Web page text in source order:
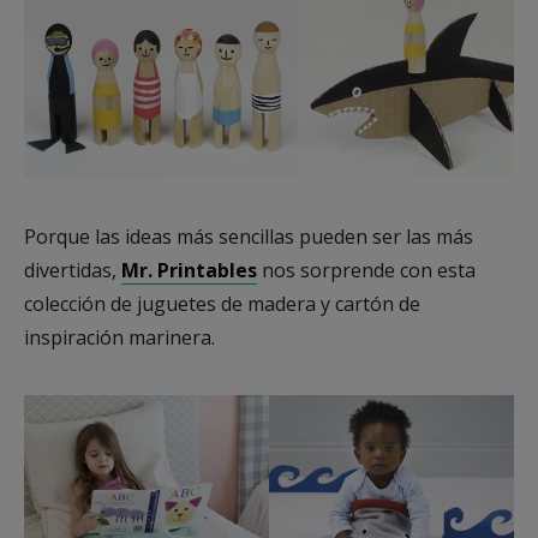
Porque las ideas más sencillas pueden ser las más
divertidas, Mr. Printables nos sorprende con esta
colección de juguetes de madera y cartón de
inspiración marinera.